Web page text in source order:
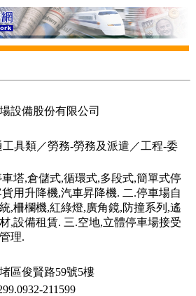
設備股份有限公司
具類／勞務-勞務及派遣／工程-委
塔,倉儲式,循環式,多段式,簡單式停
用升降機,汽車昇降機. 二.停車場自
,柵欄機,紅綠燈,廣角鏡,防撞系列,遙
,設備租賃. 三.空地,立體停車場接受
理.
區俊賢路59號5樓
211599